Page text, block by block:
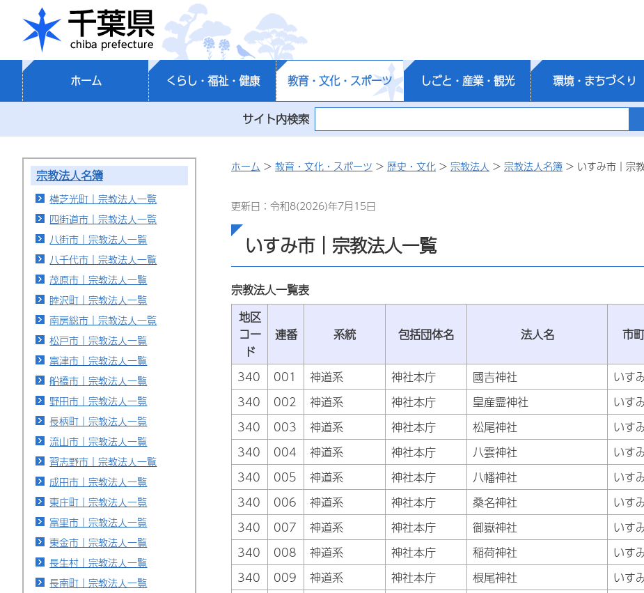
千葉県
ホーム くらし・福祉・健康 教育・文化・スポーツ しごと・産業・観光 環境・まちづくり
サイト内検索
宗教法人名簿
横芝光町｜宗教法人一覧
四街道市｜宗教法人一覧
八街市｜宗教法人一覧
八千代市｜宗教法人一覧
茂原市｜宗教法人一覧
睦沢町｜宗教法人一覧
南房総市｜宗教法人一覧
松戸市｜宗教法人一覧
富津市｜宗教法人一覧
船橋市｜宗教法人一覧
野田市｜宗教法人一覧
長柄町｜宗教法人一覧
流山市｜宗教法人一覧
習志野市｜宗教法人一覧
成田市｜宗教法人一覧
東庄町｜宗教法人一覧
富里市｜宗教法人一覧
東金市｜宗教法人一覧
長生村｜宗教法人一覧
長南町｜宗教法人一覧
ホーム > 教育・文化・スポーツ > 歴史・文化 > 宗教法人 > 宗教法人名簿 > いすみ市｜宗
更新日：令和8(2026)年7月15日
いすみ市｜宗教法人一覧
宗教法人一覧表
地区
コー
ド
連番 系統 包括団体名 法人名 市
340
001 神道系 神社本庁 國吉神社 いす
340
002 神道系 神社本庁 皇産霊神社 いす
340
003 神道系 神社本庁 松尾神社 いす
340
004 神道系 神社本庁 八雲神社 いす
340
005 神道系 神社本庁 八幡神社 いす
340
006 神道系 神社本庁 桑名神社 いす
340
007 神道系 神社本庁 御嶽神社 いす
340
008 神道系 神社本庁 稲荷神社 いす
340
009 神道系 神社本庁 根尾神社 いす